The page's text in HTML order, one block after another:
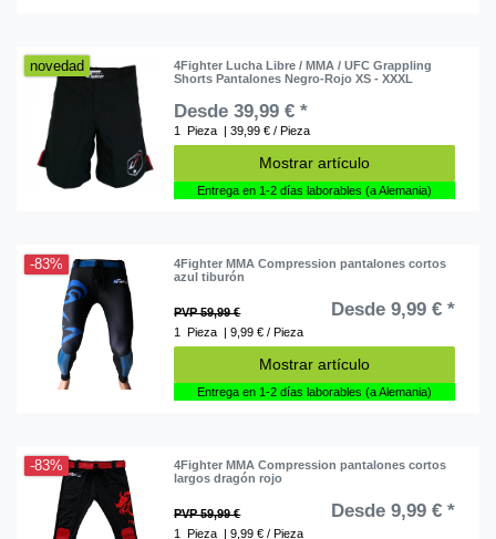
novedad
4Fighter Lucha Libre / MMA / UFC Grappling
Shorts Pantalones Negro-Rojo XS - XXXL
Desde 39,99 € *
1 Pieza | 39,99 € / Pieza
Mostrar artículo
Entrega en 1-2 días laborables (a Alemania)
-83%
4Fighter MMA Compression pantalones cortos
azul tiburón
PVP 59,99 € Desde 9,99 € *
1 Pieza | 9,99 € / Pieza
Mostrar artículo
Entrega en 1-2 días laborables (a Alemania)
-83%
4Fighter MMA Compression pantalones cortos
largos dragón rojo
PVP 59,99 € Desde 9,99 € *
1 Pieza | 9,99 € / Pieza